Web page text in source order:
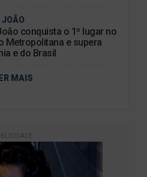
JOÃO
conquista o 1º lugar no
Metropolitana e supera
e do Brasil
MAIS